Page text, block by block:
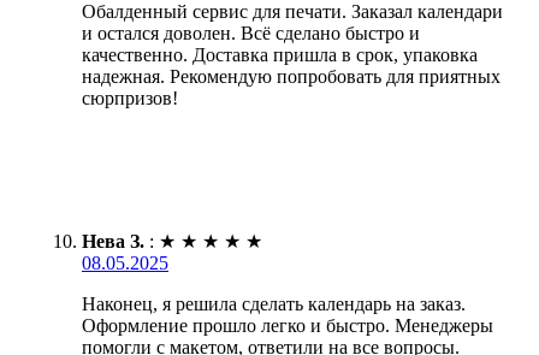
Обалденный сервис для печати. Заказал календари
и остался доволен. Всё сделано быстро и
качественно. Доставка пришла в срок, упаковка
надежная. Рекомендую попробовать для приятных
сюрпризов!
Нева З. : ★ ★ ★ ★ ★
08.05.2025
Наконец, я решила сделать календарь на заказ.
Оформление прошло легко и быстро. Менеджеры
помогли с макетом, ответили на все вопросы.